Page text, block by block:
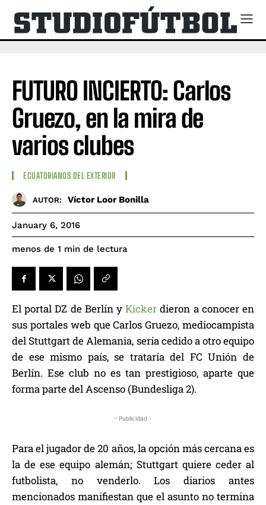
FUTURO INCIERTO: Carlos
Gruezo, en la mira de
varios clubes
ECUATORIANOS DEL EXTERIOR
AUTOR: Víctor Loor Bonilla
January 6, 2016
menos de 1 min de lectura
El portal DZ de Berlín yKickerdieron a conocer en
sus portales web que Carlos Gruezo, mediocampista
del Stuttgart de Alemania, sería cedido a otro equipo
de ese mismo país, se trataría del FC Unión de
Berlín. Ese club no es tan prestigioso, aparte que
forma parte del Ascenso (Bundesliga 2).
- Publicidad -
Para el jugador de 20 años, la opción más cercana es
la de ese equipo alemán; Stuttgart quiere ceder al
futbolista, no venderlo. Los diarios antes
mencionados manifiestan que el asunto no termina